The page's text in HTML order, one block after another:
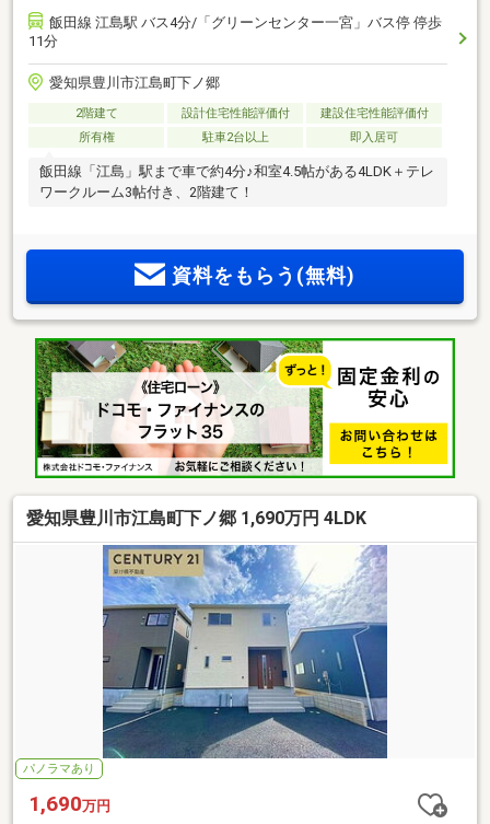
飯田線 江島駅 バス4分/「グリーンセンター一宮」バス停 停歩
11分
愛知県豊川市江島町下ノ郷
2階建て 設計住宅性能評価付
建設住宅性能評価付
所有権
駐車2台以上 即入居可
飯田線「江島」駅まで車で約4分♪和室4.5帖がある4LDK＋テレ
ワークルーム3帖付き、2階建て！
資料をもらう(無料)
愛知県豊川市江島町下ノ郷 1,690万円 4LDK
パノラマあり
1,690万円